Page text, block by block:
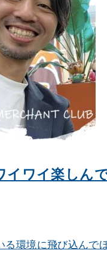
イワイ楽しん